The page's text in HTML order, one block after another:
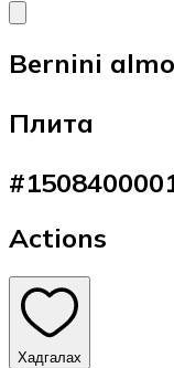
Bernini
Плита
#
Actions
Хадгалах